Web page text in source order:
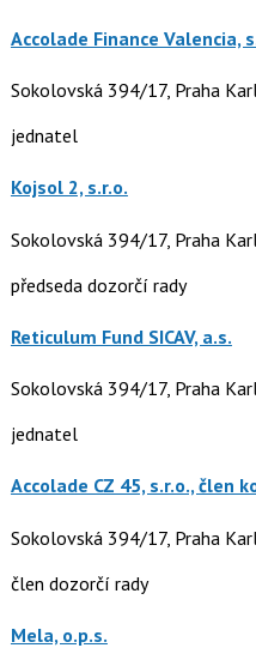
Accolade Finance Valencia,
Sokolovská 394/17, Praha
jednatel
Kojsol 2, s.r.o.
Sokolovská 394/17, Praha
předseda dozorčí rady
Reticulum Fund SICAV, a.s.
Sokolovská 394/17, Praha
jednatel
Accolade CZ 45, s.r.o., člen
Sokolovská 394/17, Praha
člen dozorčí rady
Mela, o.p.s.